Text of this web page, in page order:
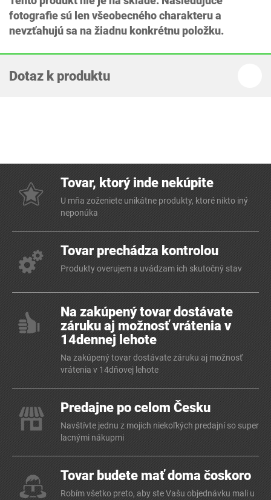
fotografie sú len všeobecného charakteru a
nevzťahujú sa na žiadnu konkrétnu položku.
Dotaz k produktu
Tovar, ktorý inde nekúpite
U mňa zoženiete unikátne produkty, ktoré nikto iný
neponúka
Tovar prechádza kontrolou
Produkty overujem a uvádzam ich skutočný stav
Na zakúpený tovar dostávate
záruku aj možnosť vrátenia v
14dennej lehote
Na zakúpený tovar dostávate záruku aj možnosť
vrátenia v 14dňovej lehote
Predajne po celom Česku
Navštívte jednu z mojich niekoľkých predajní so super
lacnými nákupmi
Tovar budete mať doma čoskoro
Robím všetko preto, aby ste Vašu objednávku mali u